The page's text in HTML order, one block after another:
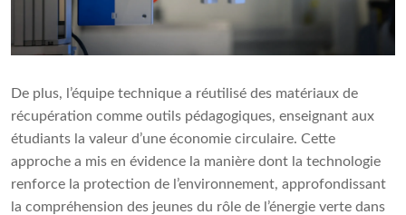
De plus, l’équipe technique a réutilisé des matériaux de
récupération comme outils pédagogiques, enseignant aux
étudiants la valeur d’une économie circulaire. Cette
approche a mis en évidence la manière dont la technologie
renforce la protection de l’environnement, approfondissant
la compréhension des jeunes du rôle de l’énergie verte dans